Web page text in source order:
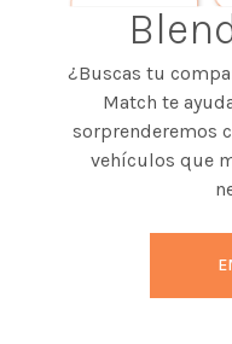
¿Buscas tu
Match te
sorprenderemos
vehículos que